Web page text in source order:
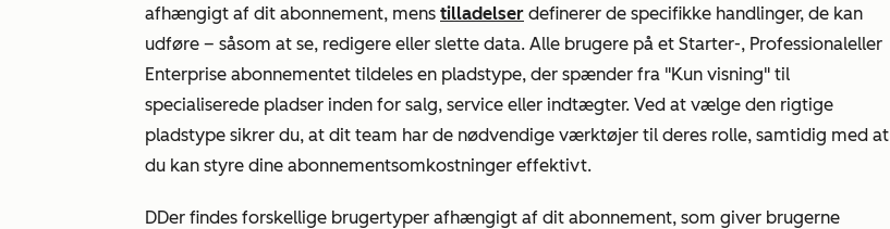
afhængigt af dit abonnement, mens tilladelser definerer de specifikke handlinger, de kan
udføre – såsom at se, redigere eller slette data. Alle brugere på et Starter-, Professionaleller
Enterprise abonnementet tildeles en pladstype, der spænder fra "Kun visning" til
specialiserede pladser inden for salg, service eller indtægter. Ved at vælge den rigtige
pladstype sikrer du, at dit team har de nødvendige værktøjer til deres rolle, samtidig med at
du kan styre dine abonnementsomkostninger effektivt.
DDer findes forskellige brugertyper afhængigt af dit abonnement, som giver brugerne